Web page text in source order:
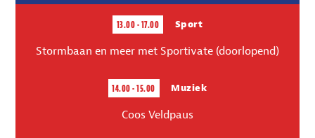
13.00 - 17.00 Sport
Stormbaan en meer met Sportivate (doorlopend)
14.00 - 15.00 Muziek
Coos Veldpaus